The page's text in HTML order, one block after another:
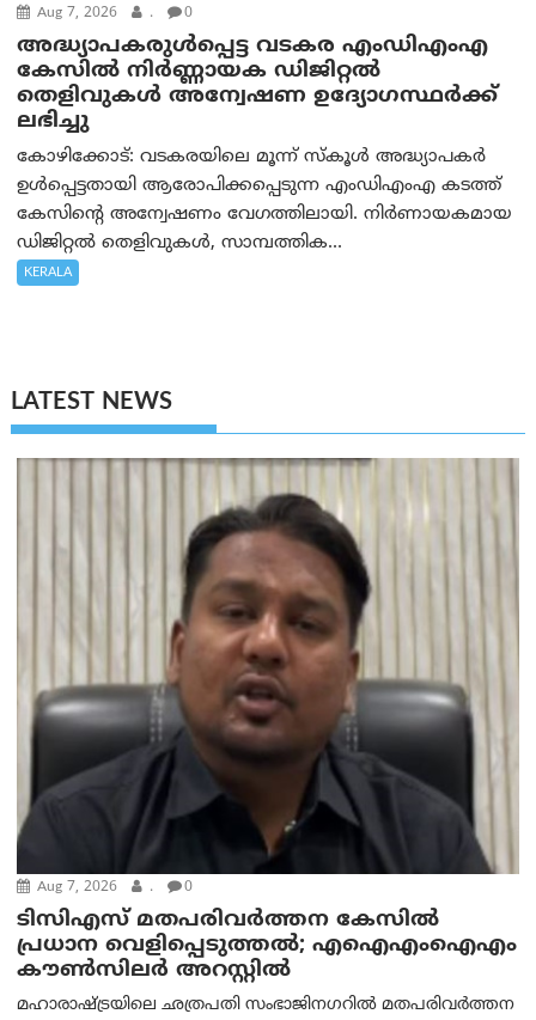
Aug 7, 2026 . 0
അദ്ധ്യാപകരുള്‍പ്പെട്ട വടകര എംഡി‌എം‌എ
കേസില്‍ നിര്‍ണ്ണായക ഡിജിറ്റല്‍
തെളിവുകള്‍ അന്വേഷണ ഉദ്യോഗസ്ഥര്‍ക്ക്
ലഭിച്ചു
കോഴിക്കോട്: വടകരയിലെ മൂന്ന് സ്കൂൾ അദ്ധ്യാപകർ
ഉൾപ്പെട്ടതായി ആരോപിക്കപ്പെടുന്ന എംഡിഎംഎ കടത്ത്
കേസിന്റെ അന്വേഷണം വേഗത്തിലായി. നിർണായകമായ
ഡിജിറ്റൽ തെളിവുകൾ, സാമ്പത്തിക...
KERALA
LATEST NEWS
Aug 7, 2026 . 0
ടിസിഎസ് മതപരിവർത്തന കേസിൽ
പ്രധാന വെളിപ്പെടുത്തൽ; എഐഎംഐഎം
കൗൺസിലർ അറസ്റ്റിൽ
മഹാരാഷ്ട്രയിലെ ഛത്രപതി സംഭാജിനഗറിൽ മതപരിവർത്തന